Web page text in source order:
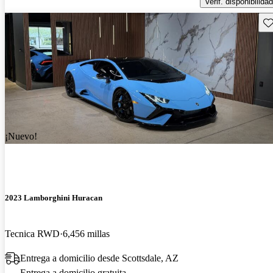
¡Nuevo!
2023 Lamborghini Huracan
Tecnica RWD 6,456 millas
Entrega a domicilio desde Scottsdale, AZ